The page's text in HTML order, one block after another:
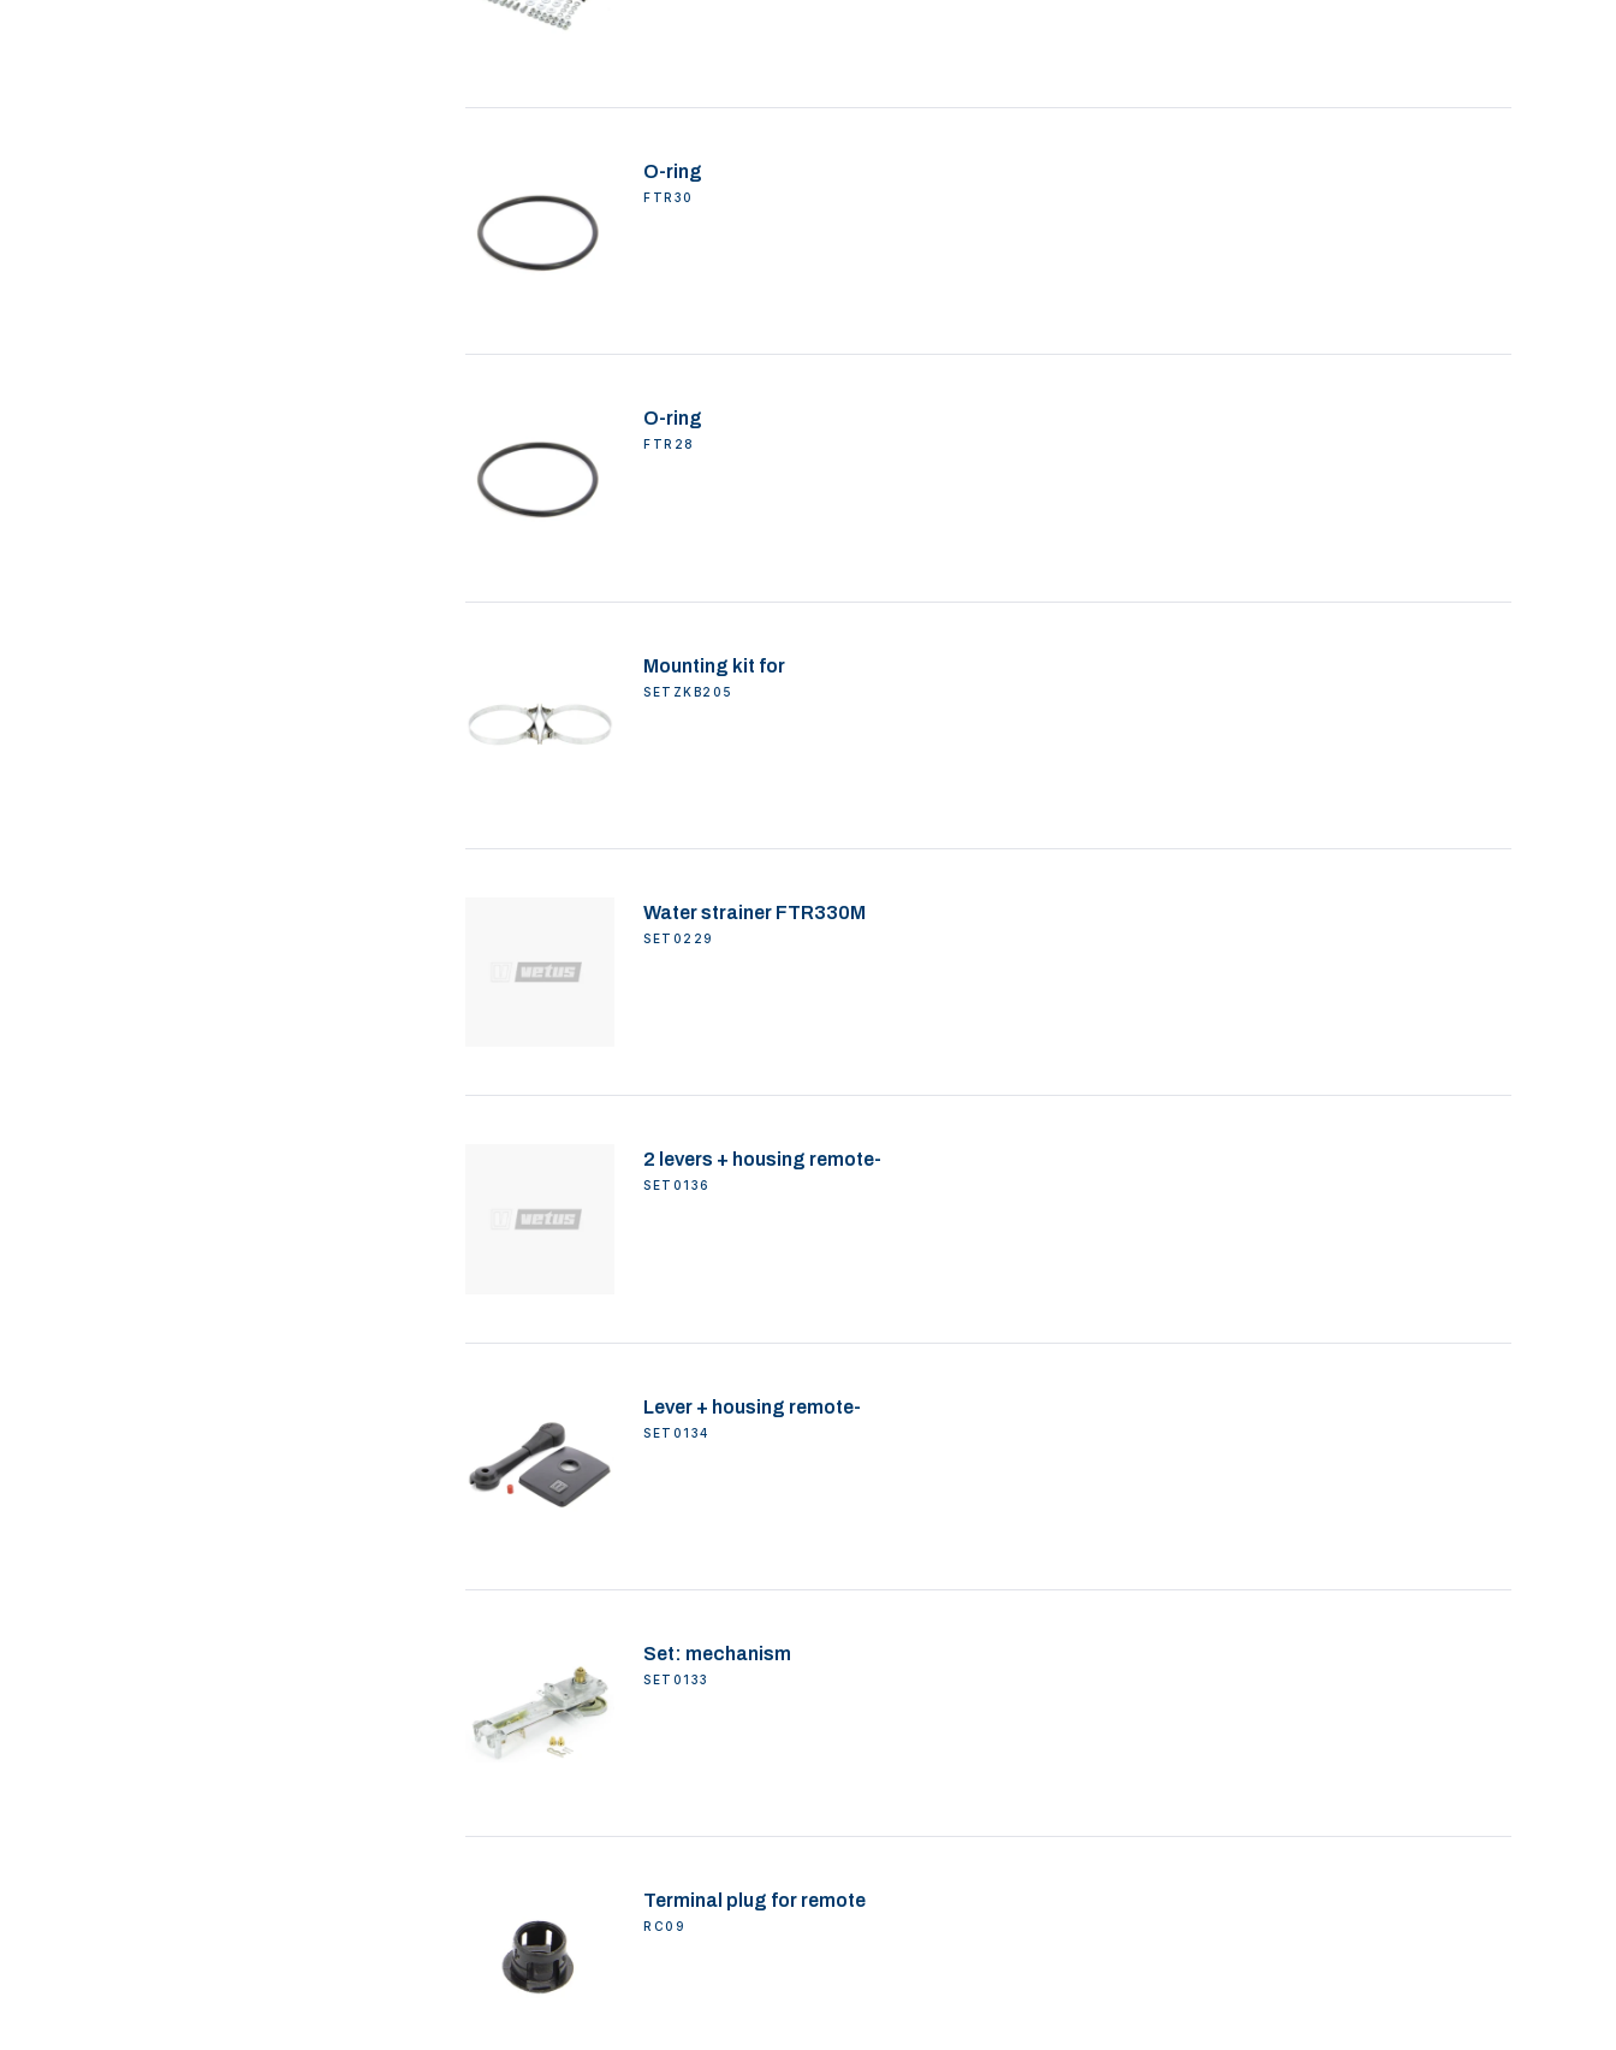
O-ring
FTR30
O-ring
FTR28
Mounting kit for
SETZKB205
Water strainer FTR330M
SET0229
2 levers + housing remote-
SET0136
Lever + housing remote-
SET0134
Set: mechanism
SET0133
Terminal plug for remote
RC09